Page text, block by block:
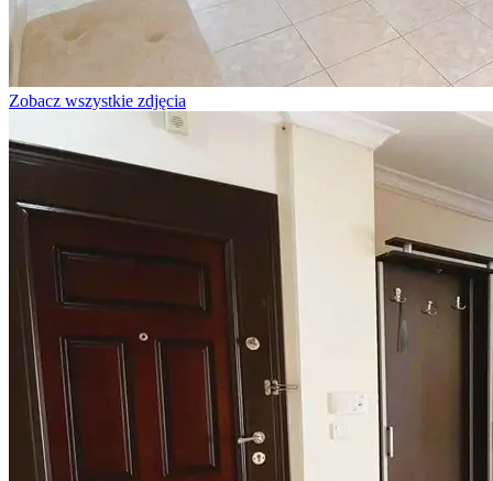
Zobacz wszystkie zdjęcia